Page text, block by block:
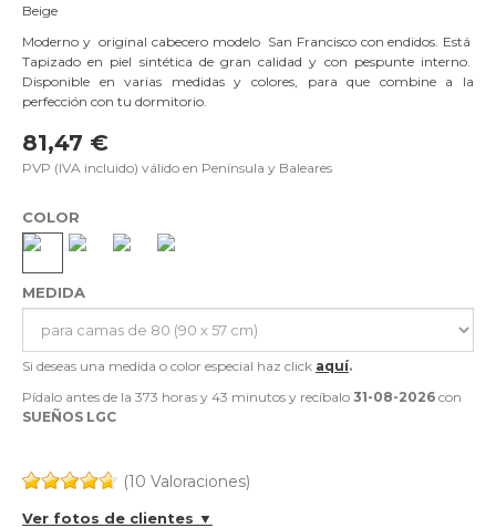
Beige
Moderno y original cabecero modelo San Francisco con endidos. Está
Tapizado en piel sintética de gran calidad y con pespunte interno.
Disponible en varias medidas y colores, para que combine a la
perfección con tu dormitorio.
81,47 €
PVP (IVA incluido) válido en Península y Baleares
COLOR
MEDIDA
Si deseas una medida o color especial haz click aquí.
Pídalo antes de la 373 horas y 43 minutos y recíbalo 31-08-2026 con
SUEÑOS LGC
(10 Valoraciones)
Ver fotos de clientes ▼